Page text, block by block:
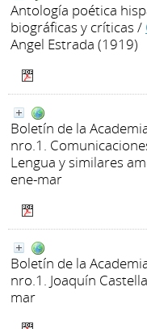
Antología poética
biográficas y críticas /
Angel Estrada (1919)
Boletín de la
nro.1.
Lengua y similares
ene-mar
Boletín de la
nro.1. Joaquín
mar